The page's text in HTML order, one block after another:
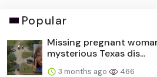
Popular
Missing pregnant
mysterious Texas dis...
3 months ago 466